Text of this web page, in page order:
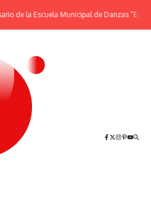
de la Escuela Municipal de Danzas “El